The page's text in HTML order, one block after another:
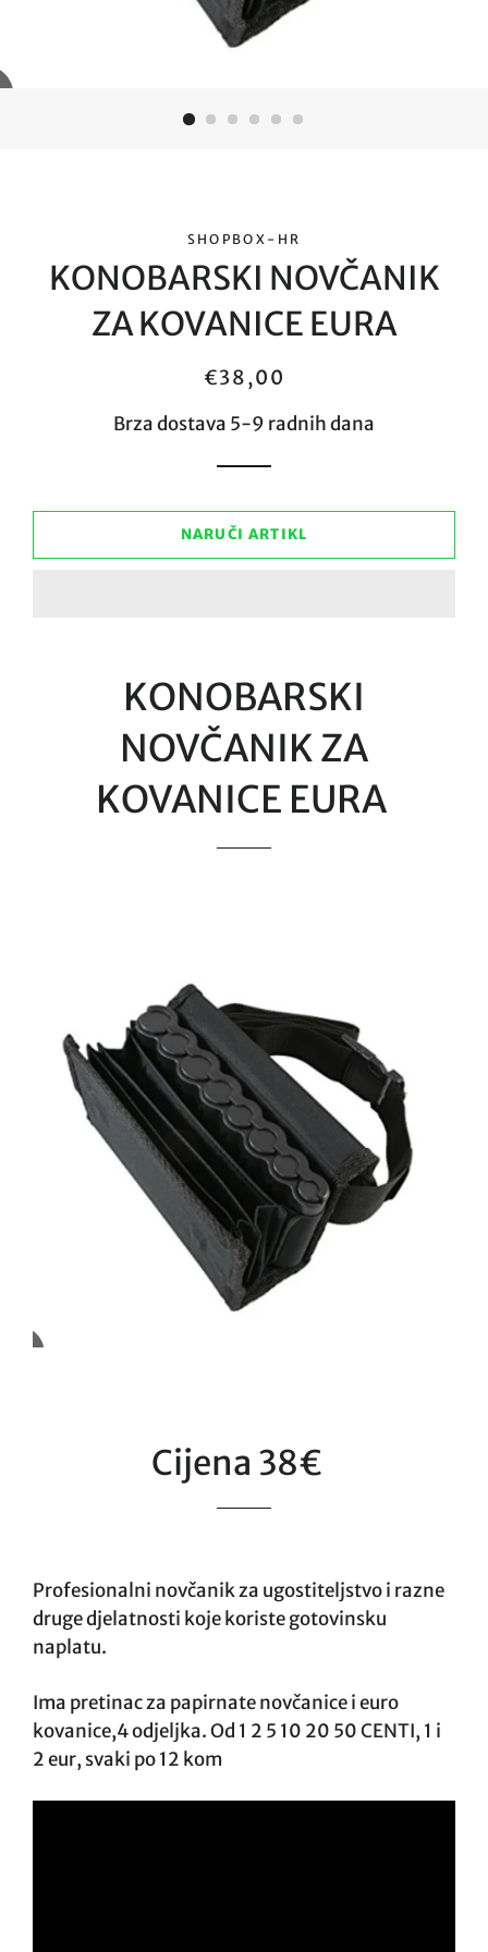
SHOPBOX-HR
KONOBARSKI NOVČANIK
ZA KOVANICE EURA
Redovna
Cijena
popustom
€38,00
Brza dostava 5-9 radnih dana
NARUČI ARTIKL
KONOBARSKI
NOVČANIK ZA
KOVANICE EURA
Cijena 38€
Profesionalni novčanik za ugostiteljstvo i razne
druge djelatnosti koje koriste gotovinsku
naplatu.
Ima pretinac za papirnate novčanice i euro
kovanice,4 odjeljka.Od 1 2 5 10 20 50 CENTI, 1 i
2 eur, svaki po 12 kom